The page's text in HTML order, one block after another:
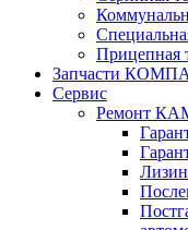
Прицепная
Запчасти
Сервис
Ремонт